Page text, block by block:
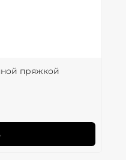
пряжкой